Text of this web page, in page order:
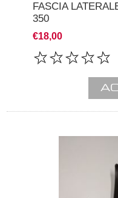
FASCIA
350
€18,00